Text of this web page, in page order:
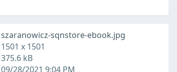
szaranowicz-sqnstore-ebook.jpg
1501 x 1501
375.6 kB
09/28/2021 9:04 PM